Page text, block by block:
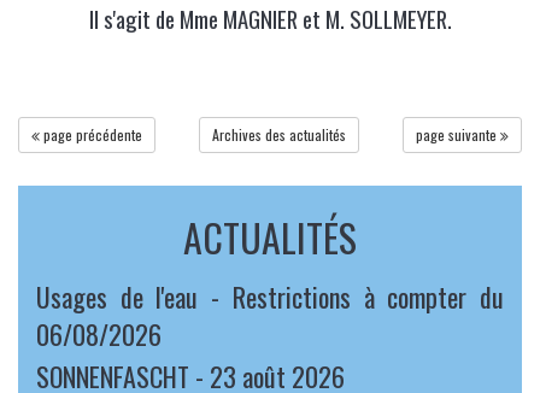
Il s'agit de Mme MAGNIER et M. SOLLMEYER.
page précédente Archives des actualités page suivante
ACTUALITÉS
Usages de l'eau - Restrictions à compter du
06/08/2026
SONNENFASCHT - 23 août 2026